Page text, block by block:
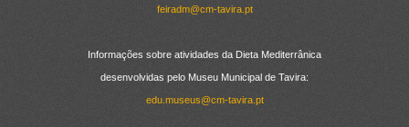
feiradm@cm-tavira.pt
Informações sobre atividades da Dieta Mediterrânica
desenvolvidas pelo Museu Municipal de Tavira:
edu.museus@cm-tavira.pt